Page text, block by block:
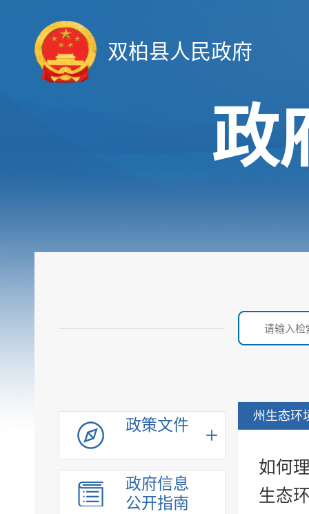
双柏县人民政府
政
政策文件
政府信息
公开指南
州生态环
如何
生态